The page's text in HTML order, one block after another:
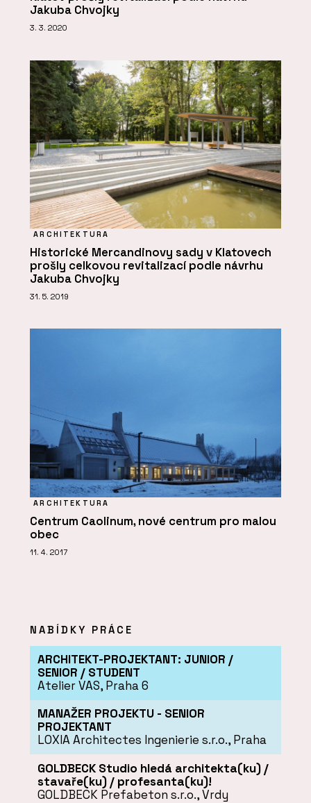
Jakuba Chvojky
3. 3. 2020
ARCHITEKTURA
Historické Mercandinovy sady v Klatovech
prošly celkovou revitalizací podle návrhu
Jakuba Chvojky
31. 5. 2019
ARCHITEKTURA
Centrum Caolinum, nové centrum pro malou
obec
11. 4. 2017
NABÍDKY PRÁCE
ARCHITEKT-PROJEKTANT: JUNIOR /
SENIOR / STUDENT
Atelier VAS, Praha 6
MANAŽER PROJEKTU - SENIOR
PROJEKTANT
LOXIA Architectes Ingenierie s.r.o., Praha
GOLDBECK Studio hledá architekta(ku) /
stavaře(ku) / profesanta(ku)!
GOLDBECK Prefabeton s.r.o., Vrdy